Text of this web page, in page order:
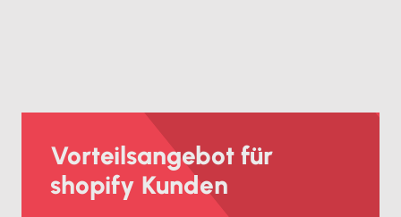
Vorteilsangebot für
shopify Kunden